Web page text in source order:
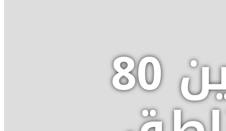
نشرة حمراء: أمطار بين 80